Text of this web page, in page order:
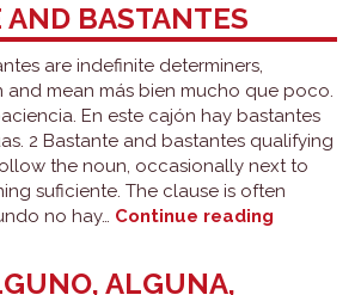
and
AND BASTANTES
are indefinite determiners,
mean más bien mucho que poco.
En este cajón hay bastantes
2 Bastante and bastantes qualifying
the noun, occasionally next to
suficiente. The clause is often
no hay… Continue reading
ALGUNA,